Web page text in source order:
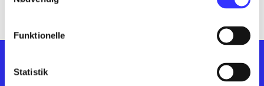
Funktionelle
Statistik